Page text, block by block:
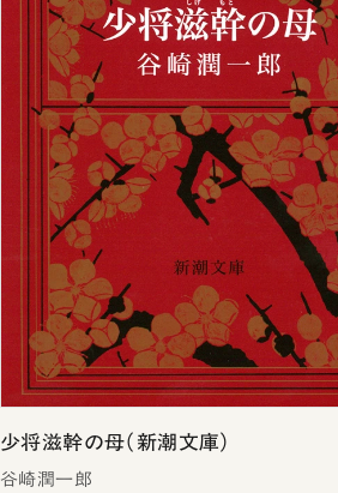
少将滋幹の母（新潮文庫）
谷崎潤一郎